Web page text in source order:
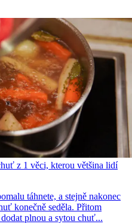
z 1 věci, kterou většina lidí
táhnete, a stejně nakonec
konečně seděla. Přitom
plnou a sytou chuť...